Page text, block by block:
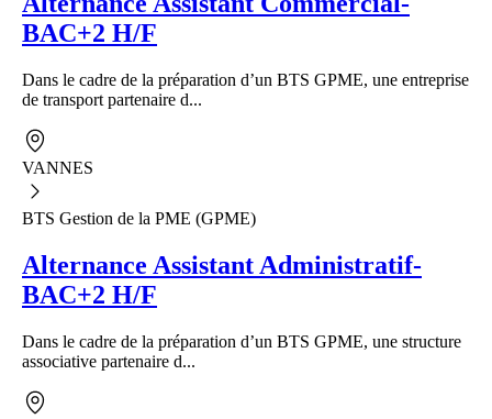
BAC+2 H/F
Dans le cadre de la préparation d’un BTS GPME, une entreprise
de transport partenaire d...
VANNES
BTS Gestion de la PME (GPME)
Alternance Assistant Administratif-
BAC+2 H/F
Dans le cadre de la préparation d’un BTS GPME, une structure
associative partenaire d...